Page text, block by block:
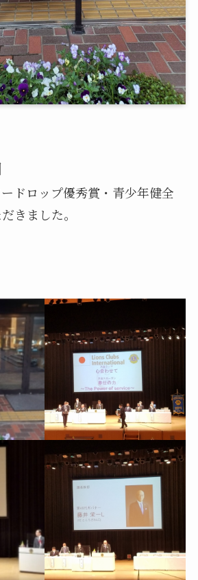
ドロップ優秀賞・青少年健全
きました。